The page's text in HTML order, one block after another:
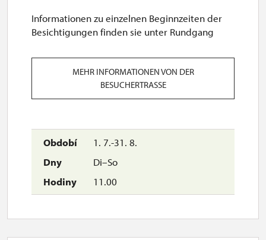
1. 7.-31. 8.
Di–So
11.00
Informationen zu einzelnen Beginnzeiten der
Besichtigungen finden sie unter Rundgang
MEHR INFORMATIONEN VON DER
BESUCHERTRASSE